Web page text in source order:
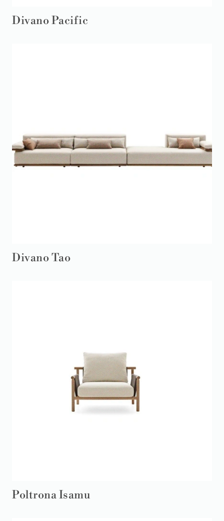
Divano Pacific
Divano Tao
Poltrona Isamu